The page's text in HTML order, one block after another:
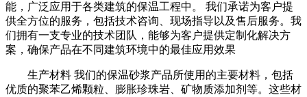
能，广泛应用于各类建筑的保温工程中。 我们承诺为客户提
供全方位的服务，包括技术咨询、现场指导以及售后服务。我
们拥有一支专业的技术团队，能够为客户提供定制化解决方
案，确保产品在不同建筑环境中的最佳应用效果
生产材料 我们的保温砂浆产品所使用的主要材料，包括
优质的聚苯乙烯颗粒、膨胀珍珠岩、矿物质添加剂等。这些材